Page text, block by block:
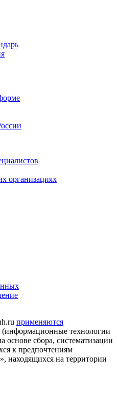
организациях
применяются
(информационные технологии
основе сбора, систематизации
к предпочтениям
находящихся на территории